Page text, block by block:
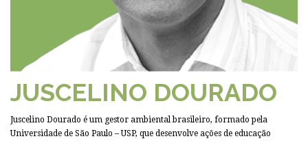
JUSCELINO DOURADO
Juscelino Dourado é um gestor ambiental brasileiro, formado pela
Universidade de São Paulo – USP, que desenvolve ações de educação